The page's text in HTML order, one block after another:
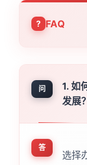
FAQ
问
1. 如
发展？
答
选择